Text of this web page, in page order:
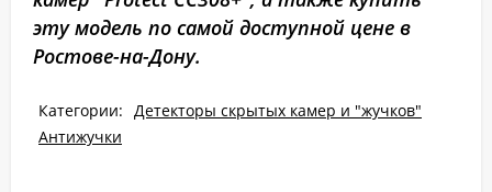
эту модель по самой доступной цене в
Ростове-на-Дону.
Категории: Детекторы скрытых камер и "жучков"
Антижучки